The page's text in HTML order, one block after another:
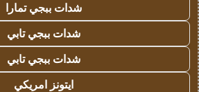
شدات ببجي تمارا
شدات ببجي تابي
شدات ببجي تابي
ايتونز امريكي